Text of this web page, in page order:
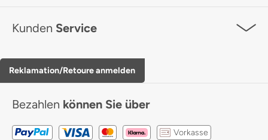
Kunden Service
Reklamation/Retoure anmelden
Bezahlen können Sie über
Vorkasse